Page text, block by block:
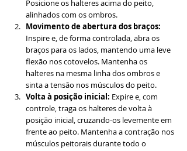
Posicione os halteres acima do peito,
alinhados com os ombros.
Movimento de abertura dos braços:
Inspire e, de forma controlada, abra os
braços para os lados, mantendo uma leve
flexão nos cotovelos. Mantenha os
halteres na mesma linha dos ombros e
sinta a tensão nos músculos do peito.
Volta à posição inicial: Expire e, com
controle, traga os halteres de volta à
posição inicial, cruzando-os levemente em
frente ao peito. Mantenha a contração nos
músculos peitorais durante todo o